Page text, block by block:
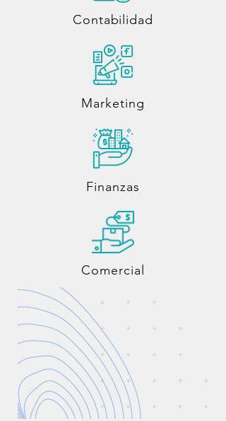
Contabilidad
Marketing
Finanzas
Comercial